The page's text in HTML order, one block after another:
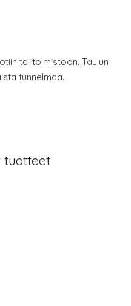
tai toimistoon. Taulun
tunnelmaa.
tuotteet